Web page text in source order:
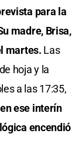
para la
madre, Brisa,
martes. Las
hoja y la
a las 17:35,
ese interín
encendió